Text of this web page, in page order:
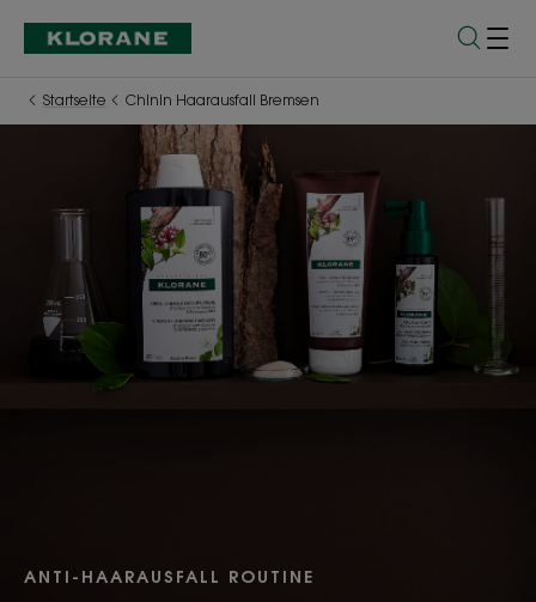
Startseite Chinin Haarausfall Bremsen
ANTI-HAARAUSFALL ROUTINE